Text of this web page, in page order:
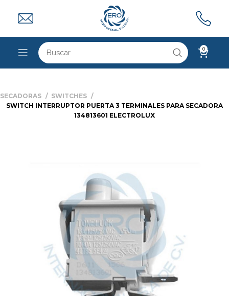
0
SECADORAS
SWITCHES
SWITCH INTERRUPTOR PUERTA 3 TERMINALES PARA SECADORA
134813601 ELECTROLUX